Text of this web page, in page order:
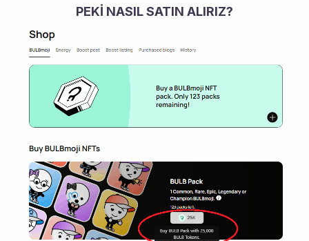
PEKİ NASIL SATIN ALIRIZ?